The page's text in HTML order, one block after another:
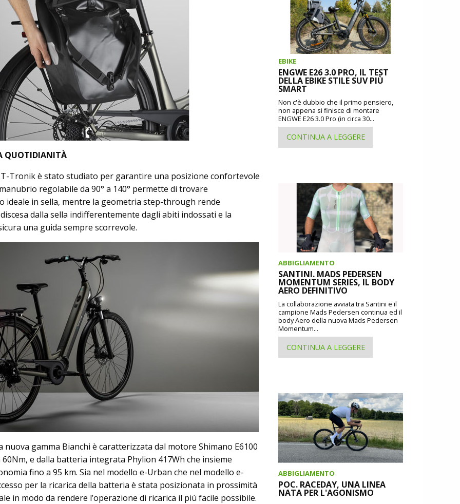
QUOTIDIANITÀ
Tronik è stato studiato per garantire una posizione confortevole
regolabile da 90° a 140° permette di trovare
ideale in sella, mentre la geometria step-through rende
dalla sella indifferentemente dagli abiti indossati e la
una guida sempre scorrevole.
nuova gamma Bianchi è caratterizzata dal motore Shimano E6100
60Nm, e dalla batteria integrata Phylion 417Wh che insieme
fino a 95 km. Sia nel modello e-Urban che nel modello e-
per la ricarica della batteria è stata posizionata in prossimità
in modo da rendere l’operazione di ricarica il più facile possibile.
EBIKE
ENGWE E26 3.0 PRO, IL TEST
DELLA EBIKE STILE SUV PIÙ
SMART
Non c'è dubbio che il primo pensiero,
non appena si finisce di montare
ENGWE E26 3.0 Pro (in circa 30...
CONTINUA A LEGGERE
ABBIGLIAMENTO
SANTINI. MADS PEDERSEN
MOMENTUM SERIES, IL BODY
AERO DEFINITIVO
La collaborazione avviata tra Santini e il
campione Mads Pedersen continua ed il
body Aero della nuova Mads Pedersen
Momentum...
CONTINUA A LEGGERE
ABBIGLIAMENTO
POC. RACEDAY, UNA LINEA
NATA PER L'AGONISMO